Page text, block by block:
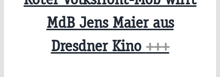
MdB Jens Maier aus
Dresdner Kino +++